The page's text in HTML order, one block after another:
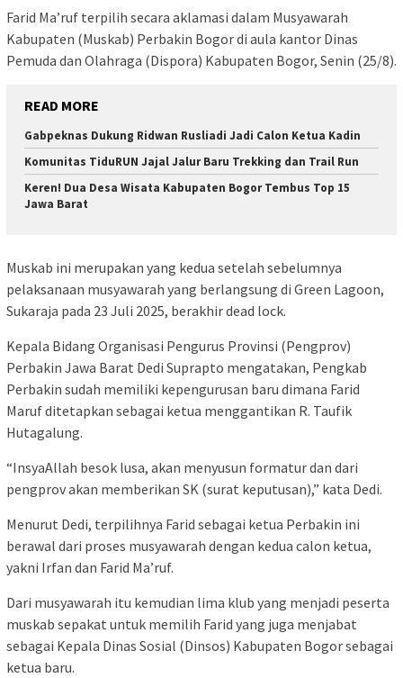
Farid Ma’ruf terpilih secara aklamasi dalam Musyawarah
Kabupaten (Muskab) Perbakin Bogor di aula kantor Dinas
Pemuda dan Olahraga (Dispora) Kabupaten Bogor, Senin (25/8).
READ MORE
Gabpeknas Dukung Ridwan Rusliadi Jadi Calon Ketua Kadin
Komunitas TiduRUN Jajal Jalur Baru Trekking dan Trail Run
Keren! Dua Desa Wisata Kabupaten Bogor Tembus Top 15
Jawa Barat
Muskab ini merupakan yang kedua setelah sebelumnya
pelaksanaan musyawarah yang berlangsung di Green Lagoon,
Sukaraja pada 23 Juli 2025, berakhir dead lock.
Kepala Bidang Organisasi Pengurus Provinsi (Pengprov)
Perbakin Jawa Barat Dedi Suprapto mengatakan, Pengkab
Perbakin sudah memiliki kepengurusan baru dimana Farid
Maruf ditetapkan sebagai ketua menggantikan R. Taufik
Hutagalung.
“InsyaAllah besok lusa, akan menyusun formatur dan dari
pengprov akan memberikan SK (surat keputusan),” kata Dedi.
Menurut Dedi, terpilihnya Farid sebagai ketua Perbakin ini
berawal dari proses musyawarah dengan kedua calon ketua,
yakni Irfan dan Farid Ma’ruf.
Dari musyawarah itu kemudian lima klub yang menjadi peserta
muskab sepakat untuk memilih Farid yang juga menjabat
sebagai Kepala Dinas Sosial (Dinsos) Kabupaten Bogor sebagai
ketua baru.